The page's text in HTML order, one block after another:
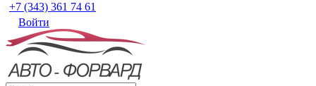
+7 (343) 361 74 61
Войти